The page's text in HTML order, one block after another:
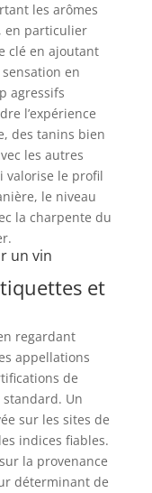
les arômes
en particulier
clé en ajoutant
en
agressifs
l’expérience
des tanins bien
les autres
valorise le profil
le niveau
la charpente du
un vin
et
regardant
appellations
de
Un
sur les sites de
indices fiables.
la provenance
déterminant de